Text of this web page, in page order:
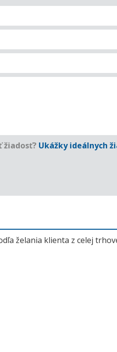
žiadosť? Ukážky ideálnych
želania klienta z celej